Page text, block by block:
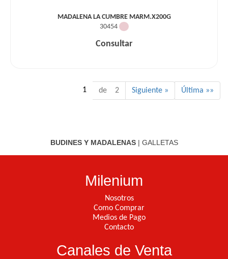
MADALENA LA CUMBRE MARM.X200G
30454
Consultar
1 de 2 Siguiente » Última »»
BUDINES Y MADALENAS| GALLETAS
Milenium
Nosotros
Como Comprar
Medios de Pago
Contacto
Canales de Venta